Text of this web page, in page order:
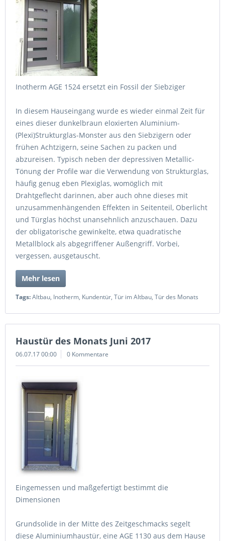
Inotherm AGE 1524 ersetzt ein Fossil der Siebziger
In diesem Hauseingang wurde es wieder einmal Zeit für
eines dieser dunkelbraun eloxierten Aluminium-
(Plexi)Strukturglas-Monster aus den Siebzigern oder
frühen Achtzigern, seine Sachen zu packen und
abzureisen. Typisch neben der depressiven Metallic-
Tönung der Profile war die Verwendung von Strukturglas,
häufig genug eben Plexiglas, womöglich mit
Drahtgeflecht darinnen, aber auch ohne dieses mit
unzusammenhängenden Effekten in Seitenteil, Oberlicht
und Türglas höchst unansehnlich anzuschauen. Dazu
der obligatorische gewinkelte, etwa quadratische
Metallblock als abgegriffener Außengriff. Vorbei,
vergessen, ausgetauscht.
Mehr lesen
Tags:Altbau, Inotherm, Kundentür, Tür im Altbau, Tür des Monats
Haustür des Monats Juni 2017
06.07.17 00:00 0 Kommentare
Eingemessen und maßgefertigt bestimmt die
Dimensionen
Grundsolide in der Mitte des Zeitgeschmacks segelt
diese Aluminiumhaustür, eine AGE 1130 aus dem Hause